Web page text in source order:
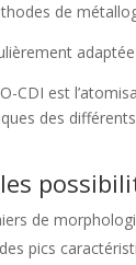
de
CDI est
des
de
pics